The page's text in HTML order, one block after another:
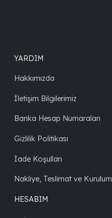
YARDIM
Hakkımızda
İletişim Bilgilerimiz
Banka Hesap Numaraları
Gizlilik Politikası
İade Koşulları
Nakliye, Teslimat ve Kurulum
HESABIM